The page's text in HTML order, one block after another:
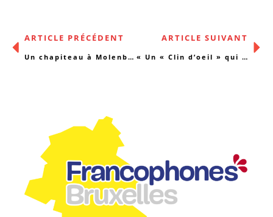
ARTICLE PRÉCÉDENT
Un chapiteau à Molenbeek
ARTICLE SUIVANT
« Un « Clin d’oeil » qui change beaucoup »